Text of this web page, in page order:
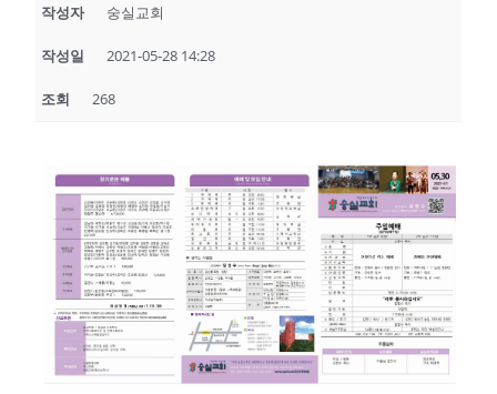
작성자 숭실교회
작성일 2021-05-28 14:28
조회 268